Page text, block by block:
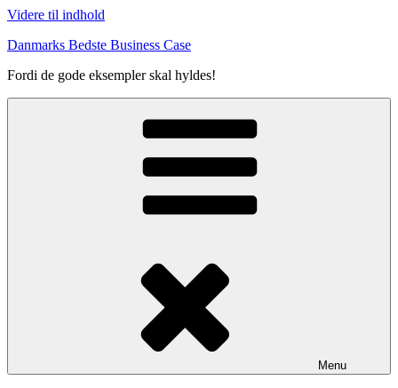
Videre til indhold
Danmarks Bedste Business Case
Fordi de gode eksempler skal hyldes!
Menu